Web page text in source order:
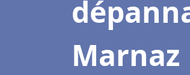
Marnaz